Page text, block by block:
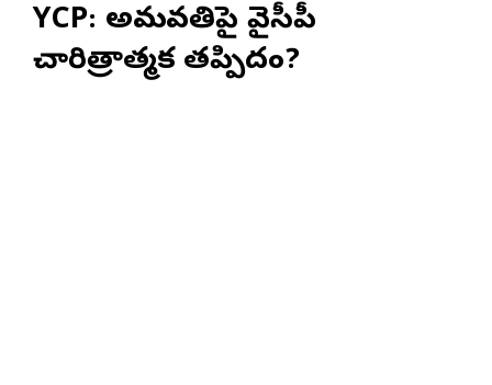
YCP: అమరావతిపై వైసీపీ
చారిత్రాత్మక తప్పిదం?